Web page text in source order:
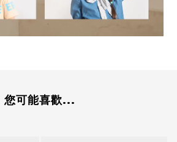
您可能喜歡...